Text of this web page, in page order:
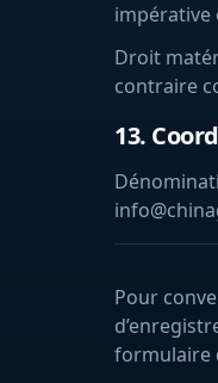
impérative
Droit
contraire
13.
Pour
formulaire